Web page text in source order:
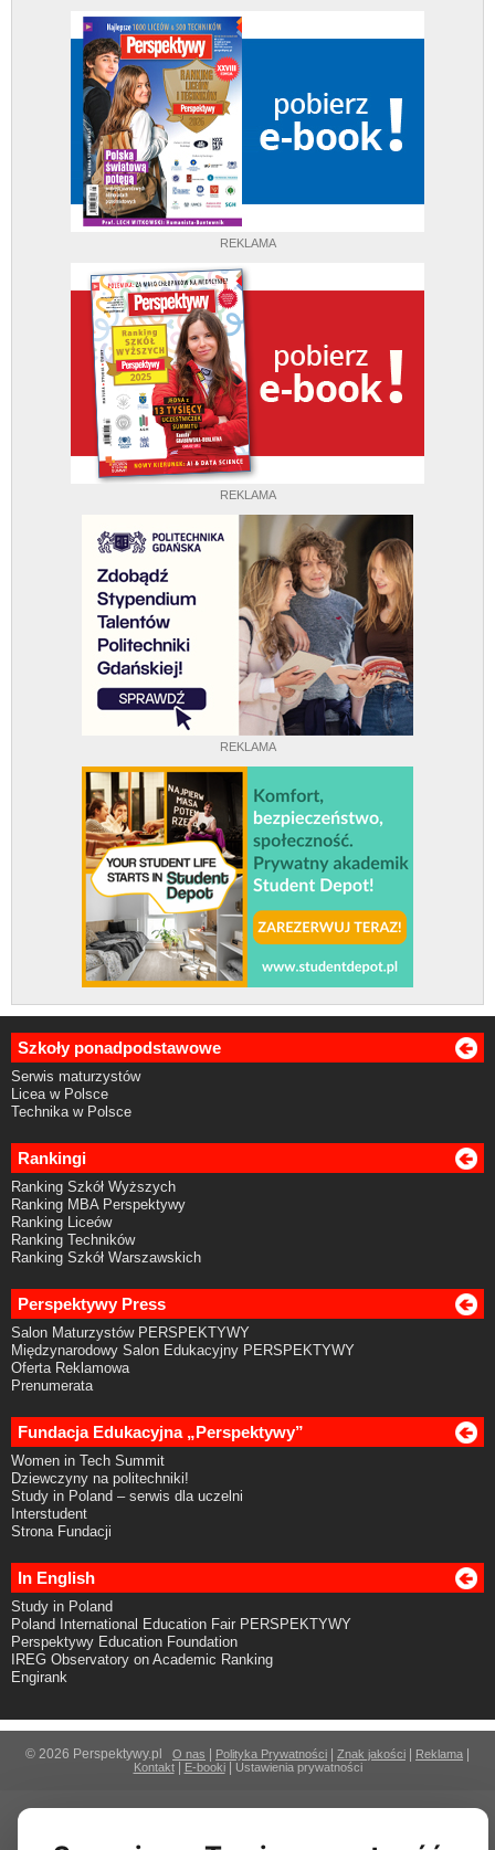
REKLAMA
REKLAMA
REKLAMA
Szkoły ponadpodstawowe
Serwis maturzystów
Licea w Polsce
Technika w Polsce
Rankingi
Ranking Szkół Wyższych
Ranking MBA Perspektywy
Ranking Liceów
Ranking Techników
Ranking Szkół Warszawskich
Perspektywy Press
Salon Maturzystów PERSPEKTYWY
Międzynarodowy Salon Edukacyjny PERSPEKTYWY
Oferta Reklamowa
Prenumerata
Fundacja Edukacyjna „Perspektywy”
Women in Tech Summit
Dziewczyny na politechniki!
Study in Poland – serwis dla uczelni
Interstudent
Strona Fundacji
In English
Study in Poland
Poland International Education Fair PERSPEKTYWY
Perspektywy Education Foundation
IREG Observatory on Academic Ranking
Engirank
© 2026 Perspektywy.pl O nas Polityka Prywatności Znak jakości Reklama
Kontakt| E-booki| Ustawienia prywatności